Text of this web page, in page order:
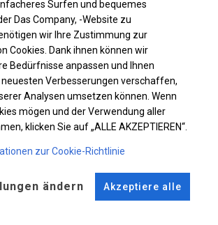
Einzelheiten ansehen
Plane ändern
ANSCHLÜSSE
Surfen und bequemes
Das Company, -Website zu
wir Ihre Zustimmung zur
Cookies. Dank ihnen können wir
Bedürfnisse anpassen und Ihnen
Verbesserungen verschaffen,
Analysen umsetzen können. Wenn
mögen und der Verwendung aller
klicken Sie auf „ALLE AKZEPTIEREN“.
zur Cookie-Richtlinie
ändern Akzeptiere alle